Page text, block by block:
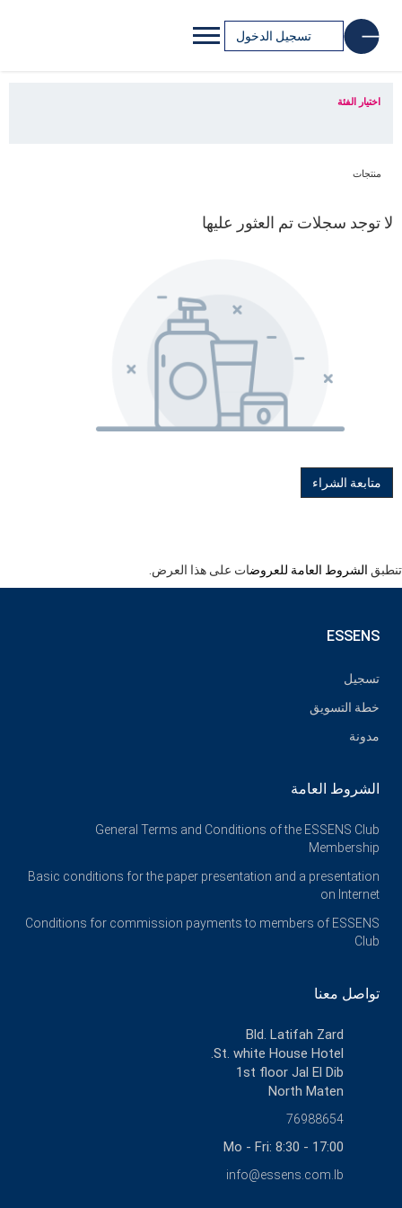
تسجيل الدخول
اختيار الفئة
منتجات
لا توجد سجلات تم العثور عليها
متابعة الشراء
تنطبق الشروط العامة للعروضات على هذا العرض.
ESSENS
تسجيل
خطة التسويق
مدونة
الشروط العامة
General Terms and Conditions of the ESSENS Club
Membership
Basic conditions for the paper presentation and a presentation
on Internet
Conditions for commission payments to members of ESSENS
Club
تواصل معنا
Bld. Latifah Zard
St. white House Hotel.
1st floor Jal El Dib
North Maten
76988654
Mo - Fri: 8:30 - 17:00
info@essens.com.lb